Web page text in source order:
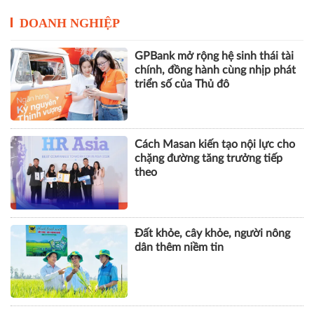
DOANH NGHIỆP
GPBank mở rộng hệ sinh thái tài
chính, đồng hành cùng nhịp phát
triển số của Thủ đô
Cách Masan kiến tạo nội lực cho
chặng đường tăng trưởng tiếp
theo
Đất khỏe, cây khỏe, người nông
dân thêm niềm tin